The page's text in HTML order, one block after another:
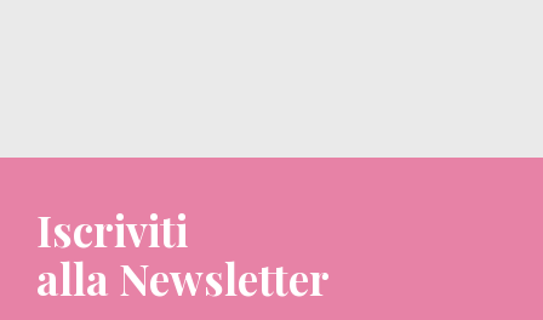
Iscriviti
alla Newsletter